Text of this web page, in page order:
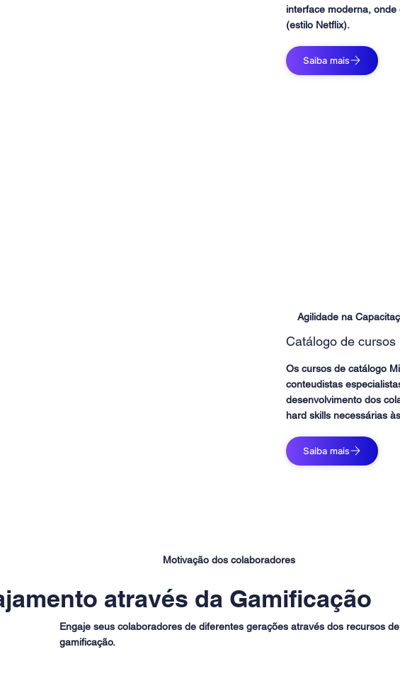
interface moderna,
(estilo Netflix).
Saiba mais
Agilidade na
Catálogo de cursos
Os cursos de catálogo
conteudistas
desenvolvimento dos
hard skills necessárias
Saiba mais
Motivação dos colaboradores
através da Gamificação
Engaje seus colaboradores de diferentes gerações através dos recursos de
gamificação.